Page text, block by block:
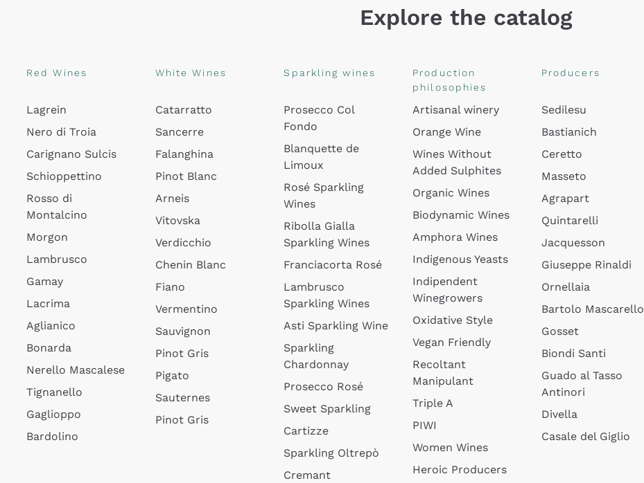
Explore the catalog
Red Wines
Lagrein
Nero di Troia
Carignano Sulcis
Schioppettino
Rosso di
Montalcino
Morgon
Lambrusco
Gamay
Lacrima
Aglianico
Bonarda
Nerello Mascalese
Tignanello
Gaglioppo
Bardolino
White Wines
Catarratto
Sancerre
Falanghina
Pinot Blanc
Arneis
Vitovska
Verdicchio
Chenin Blanc
Fiano
Vermentino
Sauvignon
Pinot Gris
Pigato
Sauternes
Pinot Gris
Sparkling wines
Prosecco Col
Fondo
Blanquette de
Limoux
Rosé Sparkling
Wines
Ribolla Gialla
Sparkling Wines
Franciacorta Rosé
Lambrusco
Sparkling Wines
Asti Sparkling Wine
Sparkling
Chardonnay
Prosecco Rosé
Sweet Sparkling
Cartizze
Sparkling Oltrepò
Cremant
Production
philosophies
Artisanal winery
Orange Wine
Wines Without
Added Sulphites
Organic Wines
Biodynamic Wines
Amphora Wines
Indigenous Yeasts
Indipendent
Winegrowers
Oxidative Style
Vegan Friendly
Recoltant
Manipulant
Triple A
PIWI
Women Wines
Heroic Producers
Producers
Sedilesu
Bastianich
Ceretto
Masseto
Agrapart
Quintarelli
Jacquesson
Giuseppe Rinaldi
Ornellaia
Bartolo Mascarello
Gosset
Biondi Santi
Guado al Tasso
Antinori
Divella
Casale del Giglio